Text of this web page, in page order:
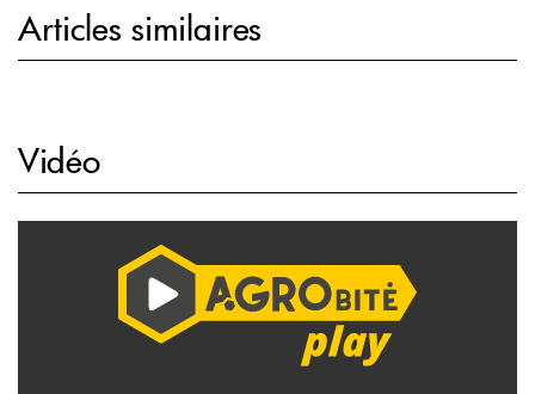
Articles similaires
Vidéo